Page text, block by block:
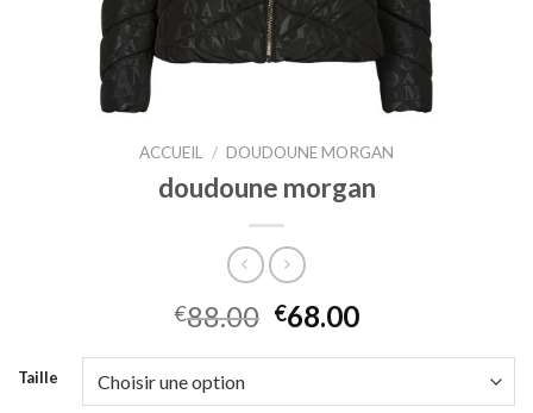
ACCUEIL / DOUDOUNE MORGAN
doudoune morgan
€88.00 €68.00
Taille